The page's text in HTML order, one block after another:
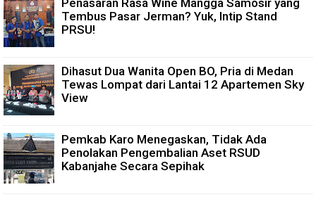
Penasaran Rasa Wine Mangga Samosir yang
Tembus Pasar Jerman? Yuk, Intip Stand
PRSU!
Dihasut Dua Wanita Open BO, Pria di Medan
Tewas Lompat dari Lantai 12 Apartemen Sky
View
Pemkab Karo Menegaskan, Tidak Ada
Penolakan Pengembalian Aset RSUD
Kabanjahe Secara Sepihak